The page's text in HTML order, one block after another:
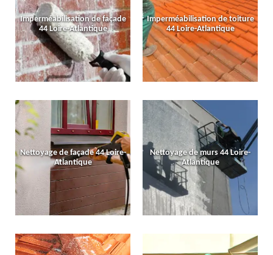
Imperméabilisation de façade
44 Loire-Atlantique
Imperméabilisation de toiture
44 Loire-Atlantique
Nettoyage de façade 44 Loire-
Atlantique
Nettoyage de murs 44 Loire-
Atlantique